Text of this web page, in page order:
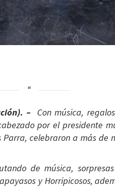
– Con música,
por el presidente
celebraron a más de
de música,
y Horripicosos,